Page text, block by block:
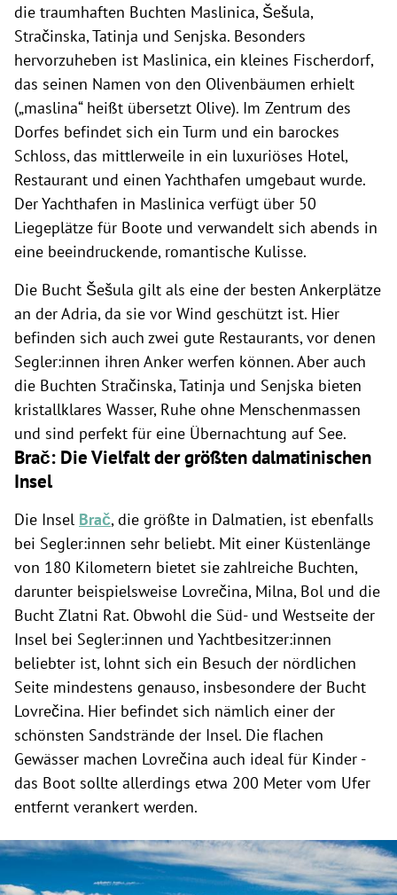
die traumhaften Buchten Maslinica, Šešula,
Stračinska, Tatinja und Senjska. Besonders
hervorzuheben ist Maslinica, ein kleines Fischerdorf,
das seinen Namen von den Olivenbäumen erhielt
(„maslina“ heißt übersetzt Olive). Im Zentrum des
Dorfes befindet sich ein Turm und ein barockes
Schloss, das mittlerweile in ein luxuriöses Hotel,
Restaurant und einen Yachthafen umgebaut wurde.
Der Yachthafen in Maslinica verfügt über 50
Liegeplätze für Boote und verwandelt sich abends in
eine beeindruckende, romantische Kulisse.
Die Bucht Šešula gilt als eine der besten Ankerplätze
an der Adria, da sie vor Wind geschützt ist. Hier
befinden sich auch zwei gute Restaurants, vor denen
Segler:innen ihren Anker werfen können. Aber auch
die Buchten Stračinska, Tatinja und Senjska bieten
kristallklares Wasser, Ruhe ohne Menschenmassen
und sind perfekt für eine Übernachtung auf See.
Brač: Die Vielfalt der größten dalmatinischen
Insel
Die Insel Brač, die größte in Dalmatien, ist ebenfalls
bei Segler:innen sehr beliebt. Mit einer Küstenlänge
von 180 Kilometern bietet sie zahlreiche Buchten,
darunter beispielsweise Lovrečina, Milna, Bol und die
Bucht Zlatni Rat. Obwohl die Süd- und Westseite der
Insel bei Segler:innen und Yachtbesitzer:innen
beliebter ist, lohnt sich ein Besuch der nördlichen
Seite mindestens genauso, insbesondere der Bucht
Lovrečina. Hier befindet sich nämlich einer der
schönsten Sandstrände der Insel. Die flachen
Gewässer machen Lovrečina auch ideal für Kinder -
das Boot sollte allerdings etwa 200 Meter vom Ufer
entfernt verankert werden.